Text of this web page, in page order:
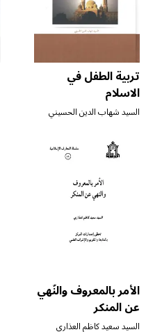
تربية الطفل في
الاسلام
السيد شهاب الدين الحسيني
الأمر بالمعروف والنّهي
عن المنكر
السيد سعيد كاظم العذاري